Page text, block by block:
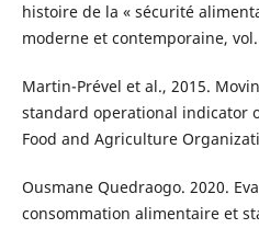
histoire de la « sécurité
moderne et contemporaine,
Martin-Prével et al., 2015.
standard operational indicator
Food and Agriculture
Ousmane Quedraogo. 2020.
consommation alimentaire et